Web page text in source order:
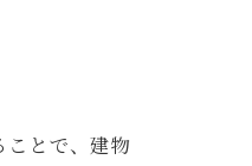
とで、建物